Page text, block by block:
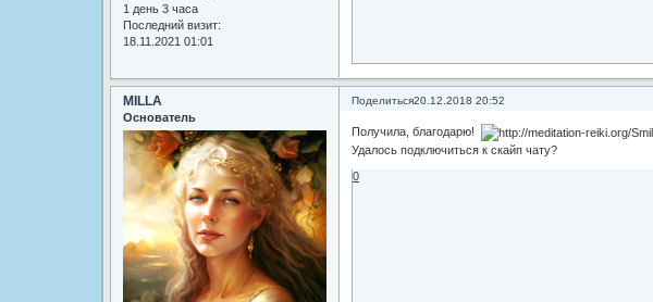
1 день 3 часа
Последний визит:
18.11.2021 01:01
Поделиться20.12.2018 20:52
MILLA
Основатель
Получила, благодарю!
Удалось подключиться к скайп чату?
0